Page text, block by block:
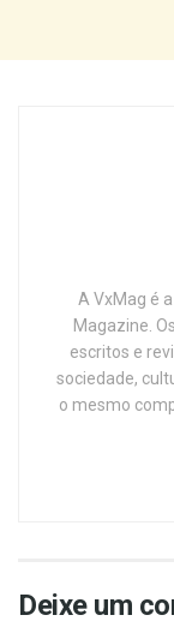
A VxMag é
Magazine.
escritos e
sociedade,
o mesmo
Deixe um